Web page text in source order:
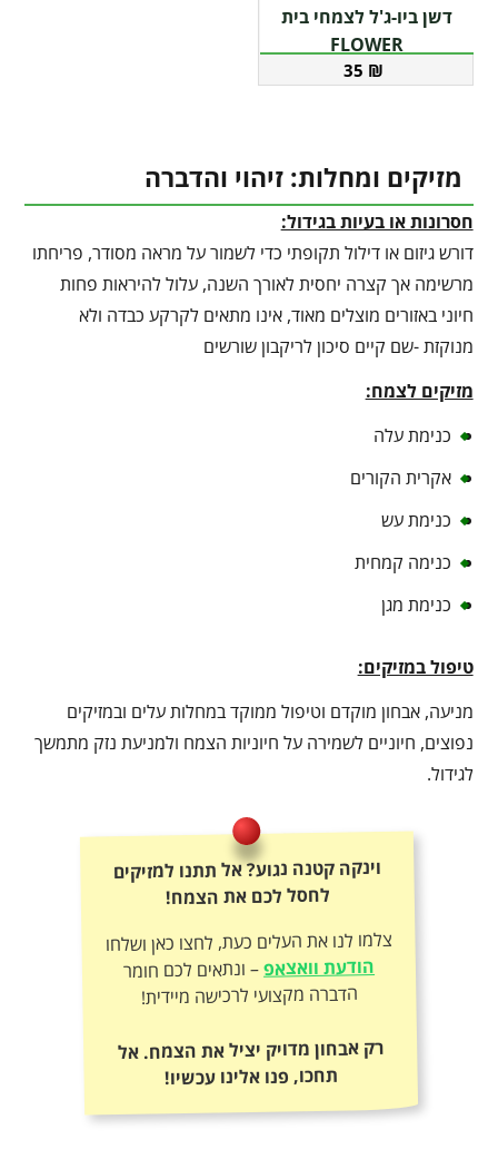
דשן ביו-ג'ל לצמחי בית
FLOWER
35 ₪
מזיקים ומחלות: זיהוי והדברה
חסרונות או בעיות בגידול:
דורש גיזום או דילול תקופתי כדי לשמור על מראה מסודר, פריחתו
מרשימה אך קצרה יחסית לאורך השנה, עלול להיראות פחות
חיוני באזורים מוצלים מאוד, אינו מתאים לקרקע כבדה ולא
מנוקזת -שם קיים סיכון לריקבון שורשים
מזיקים לצמח:
כנימת עלה
אקרית הקורים
כנימת עש
כנימה קמחית
כנימת מגן
טיפול במזיקים:
מניעה, אבחון מוקדם וטיפול ממוקד במחלות עלים ובמזיקים
נפוצים, חיוניים לשמירה על חיוניות הצמח ולמניעת נזק מתמשך
לגידול.
וינקה קטנה נגוע? אל תתנו למזיקים
לחסל לכם את הצמח!
צלמו לנו את העלים כעת, לחצו כאן ושלחו
הודעת וואצאפ– ונתאים לכם חומר
הדברה מקצועי לרכישה מיידית!
רק אבחון מדויק יציל את הצמח. אל
תחכו, פנו אלינו עכשיו!